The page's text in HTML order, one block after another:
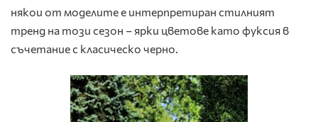
някои от моделите е интерпретиран стилният
тренд на този сезон – ярки цветове като фуксия в
съчетание с класическо черно.